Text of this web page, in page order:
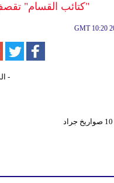
"كتائب القسام" تقصف
GMT